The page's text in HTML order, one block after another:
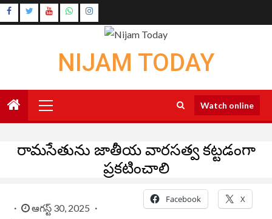
Skip
to
Instagram
NIJAM TODAY
Menu
Watch online
రామసేతును జాతీయ వారసత్వ కట్టడంగా
ప్రకటించాలి
ఆగస్ట్ 30, 2025
Facebook X